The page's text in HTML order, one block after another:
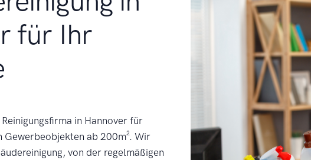
für Ihr
in Hannover für
Gewerbeobjekten ab 200m². Wir
von der regelmäßigen